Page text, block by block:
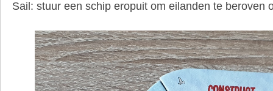
Sail: stuur een schip eropuit om eilanden te beroven